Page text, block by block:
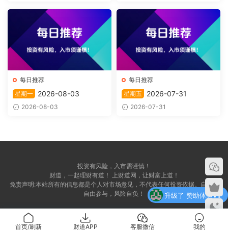
每日推荐
星期一
2026-08-03
2026-08-03
每日推荐
星期五
2026-07-31
2026-07-31
投资有风险，入市需谨慎！
财道，一起理财有道！ 上财道网，让财富上道！
免责声明:本站所有的信息都是个人对市场意见，不代表任何投资依据。自愿，
自由参与，风险自负！
首页/刷新 财道APP 客服微信 我的
升级了 赞助体验VIP
升级了 赞助体验VIP
升级了 赞助体验VIP